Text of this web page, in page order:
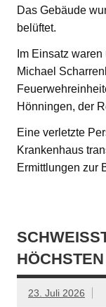
Das Gebäude
belüftet.
Im Einsatz
Michael
Hönningen, der
Eine verletzte
Krankenhaus
Ermittlungen zur
ÖCHSTEN
23. Juli 2026